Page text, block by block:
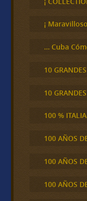
¡
… Cuba
10
10
100 %
100 AÑOS
100 AÑOS
100 AÑOS